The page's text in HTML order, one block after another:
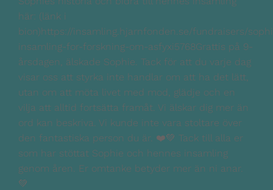
här: (länk i
bion)https://insamling.hjarnfonden.se/fundraisers/
insamling-for-forskning-om-asfyxi5768Grattis på 9-
årsdagen, älskade Sophie. Tack för att du varje dag
visar oss att styrka inte handlar om att ha det lätt,
utan om att möta livet med mod, glädje och en
vilja att alltid fortsätta framåt. Vi älskar dig mer än
ord kan beskriva. Vi kunde inte vara stoltare över
den fantastiska person du är. ❤️💚 Tack till alla er
som har stöttat Sophie och hennes insamling
genom åren. Er omtanke betyder mer än ni anar.
💚